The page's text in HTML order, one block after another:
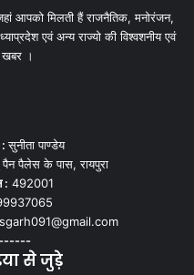
आपको मिलती हैं राजनैतिक, मनोरंजन,
एवं अन्य राज्यो की विश्वशनीय एवं
।
:सुनीता पाण्डेय
पैन पैलेस के पास, रायपुरा
: 492001
से जुड़े